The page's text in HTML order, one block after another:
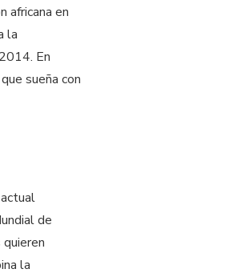
africana en
la
En
sueña con
de
la